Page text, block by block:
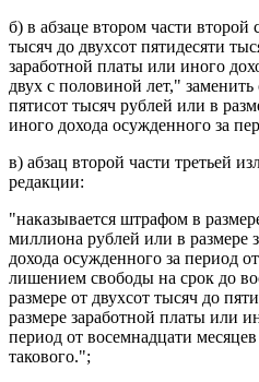
б) в абзаце втором части второй
тысяч до двухсот пятидесяти
заработной платы или иного
двух с половиной лет,"
пятисот тысяч рублей или в
иного дохода осужденного за
в) абзац второй части третьей
редакции:
"наказывается штрафом в
миллиона рублей или в размере
дохода осужденного за период
лишением свободы на срок до
размере от двухсот тысяч до
размере заработной платы или
период от восемнадцати
такового.";